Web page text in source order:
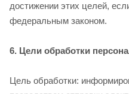
достижении этих целей,
федеральным законом.
6. Цели обработки
Цель обработки: